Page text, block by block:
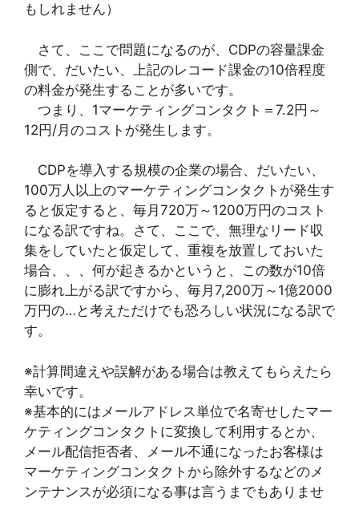
もしれません）
さて、ここで問題になるのが、CDPの容量課金
側で、だいたい、上記のレコード課金の10倍程度
の料金が発生することが多いです。
つまり、1マーケティングコンタクト＝7.2円～
12円/月のコストが発生します。
CDPを導入する規模の企業の場合、だいたい、
100万人以上のマーケティングコンタクトが発生す
ると仮定すると、毎月720万～1200万円のコスト
になる訳ですね。さて、ここで、無理なリード収
集をしていたと仮定して、重複を放置しておいた
場合、、、何が起きるかというと、この数が10倍
に膨れ上がる訳ですから、毎月7,200万～1億2000
万円の…と考えただけでも恐ろしい状況になる訳で
す。
※計算間違えや誤解がある場合は教えてもらえたら
幸いです。
※基本的にはメールアドレス単位で名寄せしたマー
ケティングコンタクトに変換して利用するとか、
メール配信拒否者、メール不通になったお客様は
マーケティングコンタクトから除外するなどのメ
ンテナンスが必須になる事は言うまでもありませ